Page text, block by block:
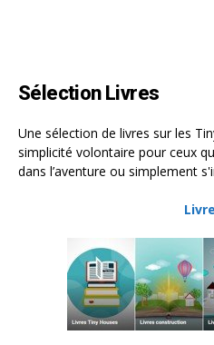
Sélection Livres
Une sélection de livres sur les
simplicité volontaire pour ceux
dans l’aventure ou simplement